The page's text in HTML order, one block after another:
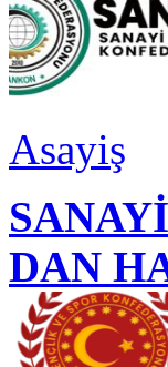
Asayiş
DAN